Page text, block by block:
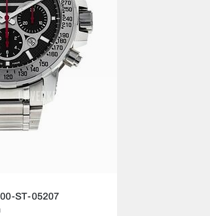
ST-05207